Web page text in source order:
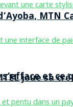
et ce
MTN
joue sa